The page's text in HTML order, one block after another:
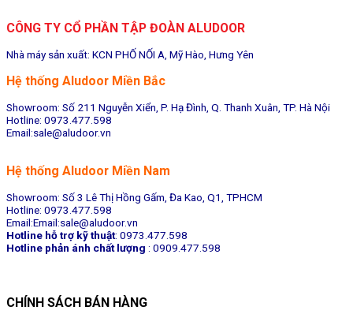
CÔNG TY CỔ PHẦN TẬP ĐOÀN ALUDOOR
Nhà máy sản xuất: KCN PHỐ NỐI A, Mỹ Hào, Hưng Yên
Hệ thống Aludoor Miền Bắc
Showroom: Số 211 Nguyễn Xiển, P. Hạ Đình, Q. Thanh Xuân, TP. Hà Nội
Hotline: 0973.477.598
Email:sale@aludoor.vn
Hệ thống Aludoor Miền Nam
Showroom: Số 3 Lê Thị Hồng Gấm, Đa Kao, Q1, TPHCM
Hotline: 0973.477.598
Email:Email:sale@aludoor.vn
Hotline hỗ trợ kỹ thuật: 0973.477.598
Hotline phản ánh chất lượng : 0909.477.598
CHÍNH SÁCH BÁN HÀNG